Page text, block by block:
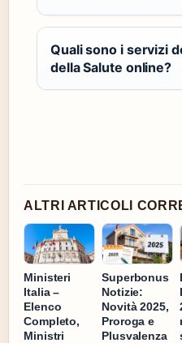
Quali sono i servizi
della Salute online?
ALTRI ARTICOLI
Ministeri
Italia –
Elenco
Completo,
Ministri
Superbonus
Notizie:
Novità 2025,
Proroga e
Plusvalenza